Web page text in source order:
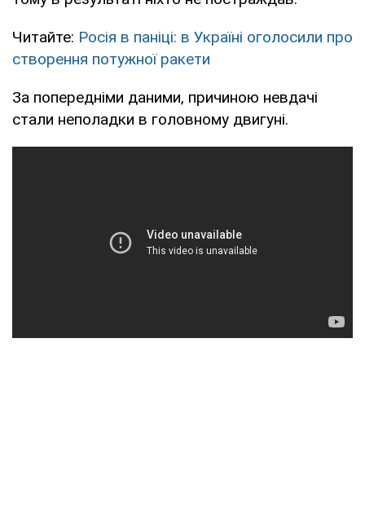
Читайте: Росія в паніці: в Україні оголосили про
створення потужної ракети
За попередніми даними, причиною невдачі
стали неполадки в головному двигуні.